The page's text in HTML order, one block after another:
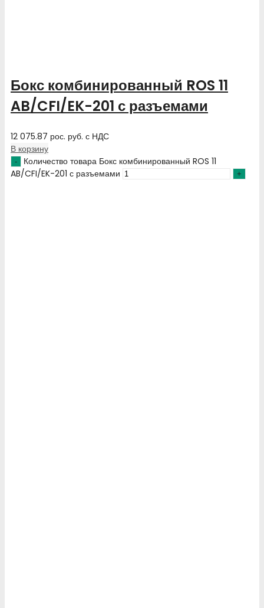
Бокс комбинированный ROS 11
AB/CFI/EK-201 с разъемами
12 075.87 рос. руб. с НДС
В корзину
Количество товара Бокс комбинированный ROS 11
AB/CFI/EK-201 с разъемами